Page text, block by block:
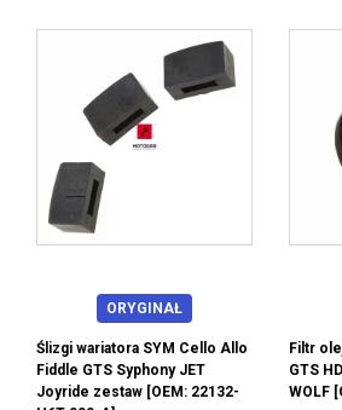
ORYGINAŁ
Ślizgi wariatora SYM Cello Allo
Fiddle GTS Syphony JET
Joyride zestaw [OEM: 22132-
Filtr
GTS
WOLF